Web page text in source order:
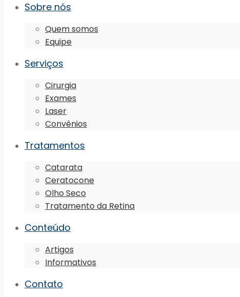
Sobre nós
Quem somos
Equipe
Serviços
Cirurgia
Exames
Laser
Convênios
Tratamentos
Catarata
Ceratocone
Olho Seco
Tratamento da Retina
Conteúdo
Artigos
Informativos
Contato